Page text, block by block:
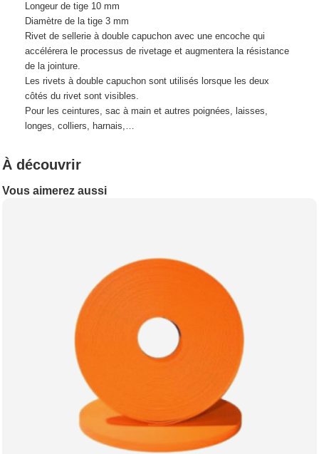
Longeur de tige 10 mm
Diamètre de la tige 3 mm
Rivet de sellerie à double capuchon avec une encoche qui
accélérera le processus de rivetage et augmentera la résistance
de la jointure.
Les rivets à double capuchon sont utilisés lorsque les deux
côtés du rivet sont visibles.
Pour les ceintures, sac à main et autres poignées, laisses,
longes, colliers, harnais,…
À découvrir
Vous aimerez aussi